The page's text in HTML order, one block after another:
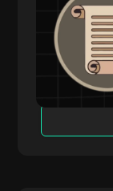
Préparez
capturer
Scroll.
augmenter
de mise à
votre